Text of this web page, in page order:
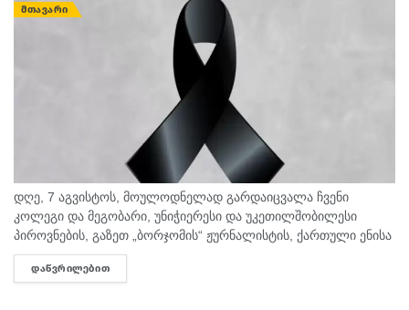
ᲛᲗᲐᲕᲐᲠᲘ
დღე, 7 აგვისტოს, მოულოდნელად გარდაიცვალა ჩვენი
კოლეგი და მეგობარი, უნიჭიერესი და უკეთილშობილესი
პიროვნების, გაზეთ „ბორჯომის“ ჟურნალისტის, ქართული ენისა
და ლიტერატურის პედაგოგი მონიკა ჭანტურია. "მეგა ტვ"
უდიდეს მწუხარებას გამოვხატავს მონიკა ჭანტურიას
ᲓᲐᲬᲕᲠᲘᲚᲔᲑᲘᲗ